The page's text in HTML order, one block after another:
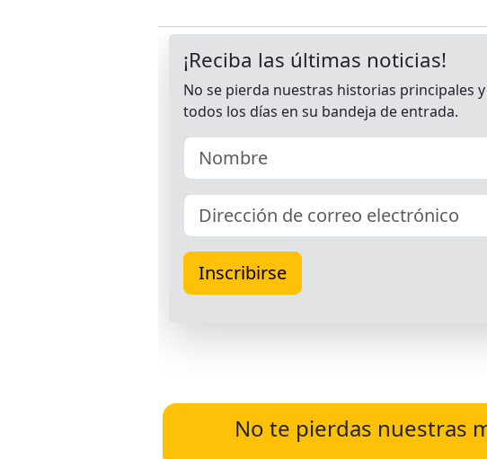
No te pierdas nuestras